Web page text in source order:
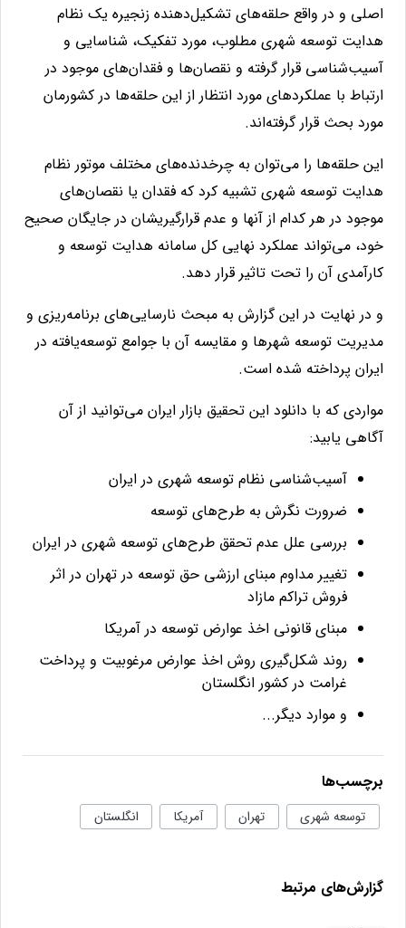
اصلی و در واقع حلقه‌های تشکیل‌دهنده زنجیره یک نظام
هدایت توسعه شهری مطلوب، مورد تفکیک، شناسایی و
آسیب‌شناسی قرار گرفته و نقصان‌­ها و فقدان­‌های موجود در
ارتباط با عملکردهای مورد انتظار از این حلقه­‌ها در کشورمان
مورد بحث قرار گرفته‌اند.
این حلقه‌ها را می­‌توان به چرخ­دنده‌­های مختلف موتور نظام
هدایت توسعه شهری تشبیه کرد که فقدان یا نقصان­‌های
موجود در هر کدام از آنها و عدم قرار­گیری­شان در جایگان صحیح
خود، می­‌تواند عملکرد نهایی کل سامانه هدایت توسعه و
کارآمدی آن را تحت تاثیر قرار دهد.
و در نهایت در این گزارش به مبحث نارسایی‌های برنامه‌­ریزی و
مدیریت توسعه شهرها و مقایسه آن با جوامع توسعه‌یافته در
ایران پرداخته شده است.
مواردی که با دانلود این تحقیق بازار ایران می‌توانید از آن
آگاهی یابید:
آسیب‌شناسی نظام توسعه شهری در ایران
ضرورت نگرش به طرح‌­های توسعه
بررسی علل عدم تحقق طرح‌های توسعه شهری در ایران
تغییر مداوم مبنای ارزشی حق توسعه در تهران در اثر
فروش تراکم مازاد
مبنای قانونی اخذ عوارض توسعه در آمریکا
روند شکل‌گیری روش اخذ عوارض مرغوبیت و پرداخت
غرامت در کشور انگلستان
و موارد دیگر...
برچسب‌ها
توسعه شهری تهران آمریکا انگلستان
گزارش‌های مرتبط